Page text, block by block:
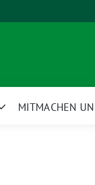
ZeigeMITMACHEN